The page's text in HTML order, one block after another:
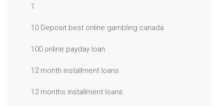
1
10 Deposit best online gambling canada
100 online payday loan
12 month installment loans
12 months installment loans